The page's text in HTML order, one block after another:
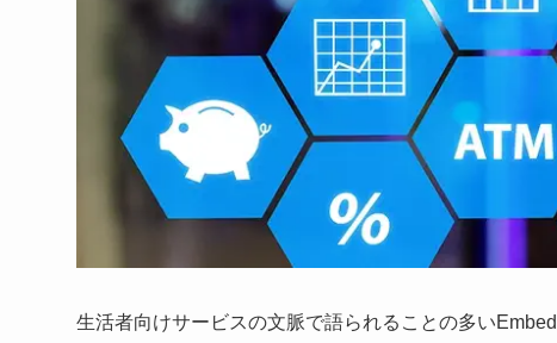
生活者向けサービスの文脈で語られることの多い